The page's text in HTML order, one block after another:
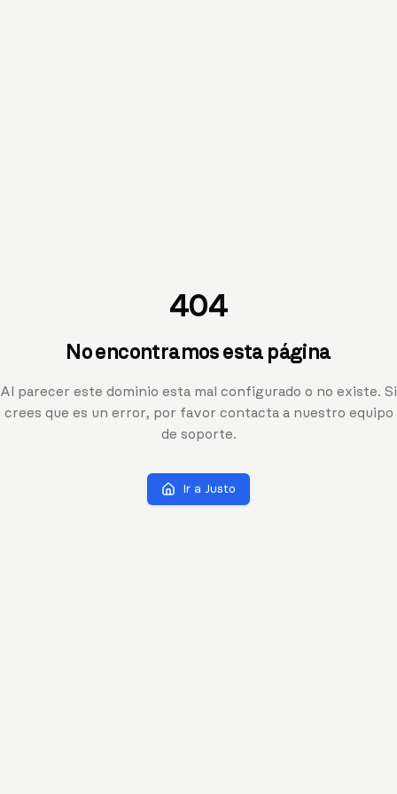
404
No encontramos esta página
Al parecer este dominio esta mal configurado o no existe. Si
crees que es un error, por favor contacta a nuestro equipo
de soporte.
Ir a Justo